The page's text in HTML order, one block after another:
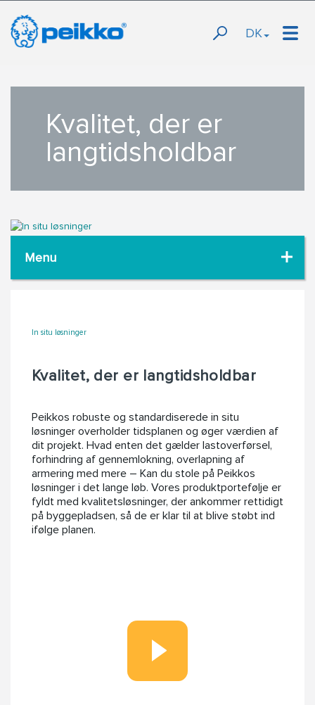
DK
Kvalitet, der er
langtidsholdbar
Menu
In situ løsninger
Kvalitet, der er langtidsholdbar
Peikkos robuste og standardiserede in situ
løsninger overholder tidsplanen og øger værdien af
dit projekt. Hvad enten det gælder lastoverførsel,
forhindring af gennemlokning, overlapning af
armering med mere – Kan du stole på Peikkos
løsninger i det lange løb. Vores produktportefølje er
fyldt med kvalitetsløsninger, der ankommer rettidigt
på byggepladsen, så de er klar til at blive støbt ind
ifølge planen.